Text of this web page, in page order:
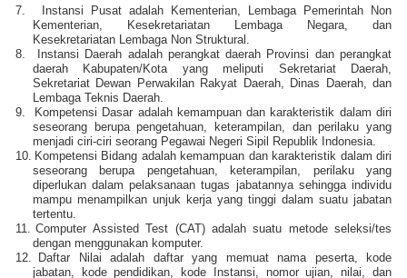
7.
Instansi Pusat adalah Kementerian, Lembaga Pemerintah Non
Kementerian, Kesekretariatan Lembaga Negara, dan
Kesekretariatan Lembaga Non Struktural.
8.
Instansi Daerah adalah perangkat daerah Provinsi dan perangkat
daerah Kabupaten/Kota yang meliputi Sekretariat Daerah,
Sekretariat Dewan Perwakilan Rakyat Daerah, Dinas Daerah, dan
Lembaga Teknis Daerah.
9.
Kompetensi Dasar adalah kemampuan dan karakteristik dalam diri
seseorang berupa pengetahuan, keterampilan, dan perilaku yang
menjadi ciri-ciri seorang Pegawai Negeri Sipil Republik Indonesia.
10. Kompetensi Bidang adalah kemampuan dan karakteristik dalam diri
seseorang berupa pengetahuan, keterampilan, perilaku yang
diperlukan dalam pelaksanaan tugas jabatannya sehingga individu
mampu menampilkan unjuk kerja yang tinggi dalam suatu jabatan
tertentu.
11.
Computer Assisted Test (CAT) adalah suatu metode seleksi/tes
dengan menggunakan komputer.
12.
Daftar Nilai adalah daftar yang memuat nama peserta, kode
jabatan, kode pendidikan, kode Instansi, nomor ujian, nilai, dan